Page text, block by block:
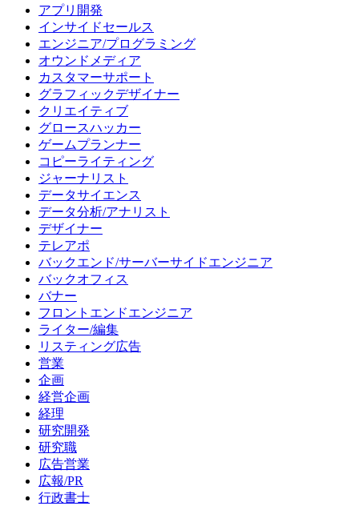
アプリ開発
インサイドセールス
エンジニア/プログラミング
オウンドメディア
カスタマーサポート
グラフィックデザイナー
クリエイティブ
グロースハッカー
ゲームプランナー
コピーライティング
ジャーナリスト
データサイエンス
データ分析/アナリスト
デザイナー
テレアポ
バックエンド/サーバーサイドエンジニア
バックオフィス
バナー
フロントエンドエンジニア
ライター/編集
リスティング広告
営業
企画
経営企画
経理
研究開発
研究職
広告営業
広報/PR
行政書士